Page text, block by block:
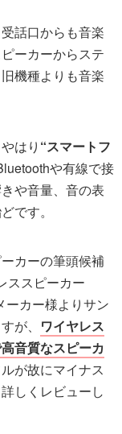
話口からも音楽
ーカーからステ
機種よりも音楽
はり “スマートフ
や有線で接
や音量、音の表
です。
カーの筆頭候補
ススピーカー
ーカー様よりサン
が、 ワイヤレス
音質なスピーカ
が故にマイナス
しくレビューし